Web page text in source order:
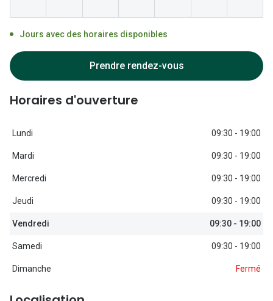
Coach
Michael
Jours avec des horaires disponibles
Prendre rendez-vous
Horaires d'ouverture
Lundi 09:30 - 19:00
Mardi 09:30 - 19:00
Mercredi 09:30 - 19:00
Jeudi 09:30 - 19:00
Vendredi 09:30 - 19:00
Samedi 09:30 - 19:00
Dimanche Fermé